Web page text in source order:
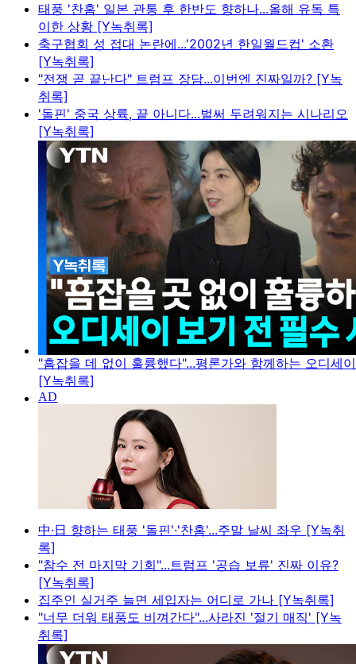
태풍 '찬홈' 일본 관통 후 한반도 향하나...올해 유독 특
이한 상황 [Y녹취록]
축구협회 성 접대 논란에...'2002년 한일월드컵' 소환
[Y녹취록]
"전쟁 곧 끝난다" 트럼프 장담...이번엔 진짜일까? [Y녹
취록]
'돌핀' 중국 상륙, 끝 아니다...벌써 두려워지는 시나리오
[Y녹취록]
"흠잡을 데 없이 훌륭했다"...평론가와 함께하는 오디세
[Y녹취록]
中·日 향하는 태풍 '돌핀'·'찬홈'...주말 날씨 좌우 [Y녹취
록]
"참수 전 마지막 기회"...트럼프 '공습 보류' 진짜 이유?
[Y녹취록]
집주인 실거주 늘면 세입자는 어디로 가나 [Y녹취록]
"너무 더워 태풍도 비껴간다"...사라진 '절기 매직' [Y녹
취록]